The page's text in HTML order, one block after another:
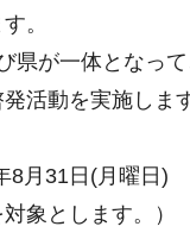
。
県が一体となっ
活動を実施します
月31日(月曜日)
象とします。）